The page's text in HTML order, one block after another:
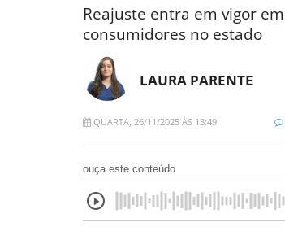
Reajuste entra em vigor
consumidores no estado
LAURA PARENTE
QUARTA, 26/11/2025 ÀS 13:49
ouça este conteúdo